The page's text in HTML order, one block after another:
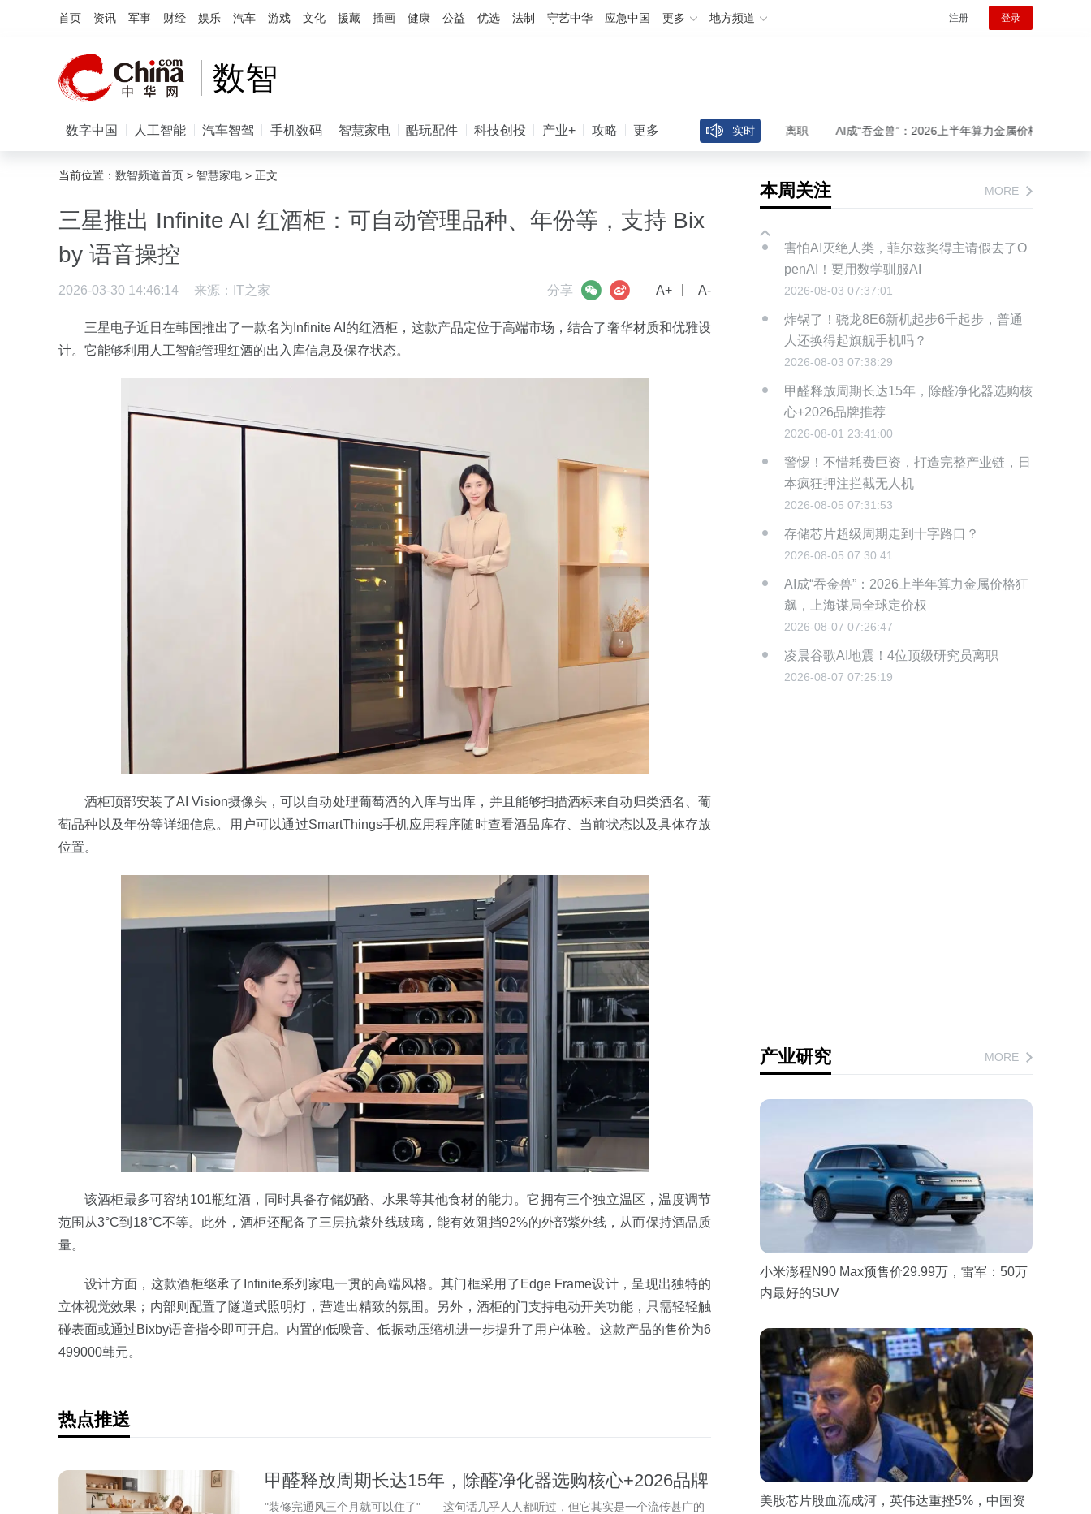
首页 资讯 军事 财经 娱乐 汽车 游戏 文化 援藏 插画 健康 公益 优选 法制 守艺中华 应急中国 更多 地方频道 注册 登录
数智
数字中国 人工智能 汽车智驾 手机数码 智慧家电 酷玩配件 科技创投 产业+ 攻略 更多 实时
凌晨谷歌AI地震！4位顶级研究员离职 AI成“吞金兽”：2026上半年算力金属价格狂飙，上海谋局
当前位置： 数智频道首页 > 智慧家电 > 正文
三星推出 Infinite AI 红酒柜：可自动管理品种、年份等，支持 Bix
by 语音操控
2026-03-30 14:46:14 来源： IT之家 A+ A-
分享
微博
三星电子近日在韩国推出了一款名为Infinite AI的红酒柜，这款产品定位于高端市场，结合了奢华材质和优雅设
计。它能够利用人工智能管理红酒的出入库信息及保存状态。
酒柜顶部安装了AI Vision摄像头，可以自动处理葡萄酒的入库与出库，并且能够扫描酒标来自动归类酒名、葡
萄品种以及年份等详细信息。用户可以通过SmartThings手机应用程序随时查看酒品库存、当前状态以及具体存放
位置。
该酒柜最多可容纳101瓶红酒，同时具备存储奶酪、水果等其他食材的能力。它拥有三个独立温区，温度调节
范围从3°C到18°C不等。此外，酒柜还配备了三层抗紫外线玻璃，能有效阻挡92%的外部紫外线，从而保持酒品质
量。
设计方面，这款酒柜继承了Infinite系列家电一贯的高端风格。其门框采用了Edge Frame设计，呈现出独特的
立体视觉效果；内部则配置了隧道式照明灯，营造出精致的氛围。另外，酒柜的门支持电动开关功能，只需轻轻触
碰表面或通过Bixby语音指令即可开启。内置的低噪音、低振动压缩机进一步提升了用户体验。这款产品的售价为6
499000韩元。
热点推送
甲醛释放周期长达15年，除醛净化器选购核心+2026品牌
推荐
"装修完通风三个月就可以住了"——这句话几乎人人都听过，但它其实是一个流传甚广的
本周关注 MORE
害怕AI灭绝人类，菲尔兹奖得主请假去了O
penAI！要用数学驯服AI
2026-08-03 07:37:01
炸锅了！骁龙8E6新机起步6千起步，普通
人还换得起旗舰手机吗？
2026-08-03 07:38:29
甲醛释放周期长达15年，除醛净化器选购核
心+2026品牌推荐
2026-08-01 23:41:00
警惕！不惜耗费巨资，打造完整产业链，日
本疯狂押注拦截无人机
2026-08-05 07:31:53
存储芯片超级周期走到十字路口？
2026-08-05 07:30:41
AI成“吞金兽”：2026上半年算力金属价格狂
飙，上海谋局全球定价权
2026-08-07 07:26:47
凌晨谷歌AI地震！4位顶级研究员离职
2026-08-07 07:25:19
产业研究 MORE
小米澎程N90 Max预售价29.99万，雷军：50万
内最好的SUV
美股芯片股血流成河，英伟达重挫5%，中国资